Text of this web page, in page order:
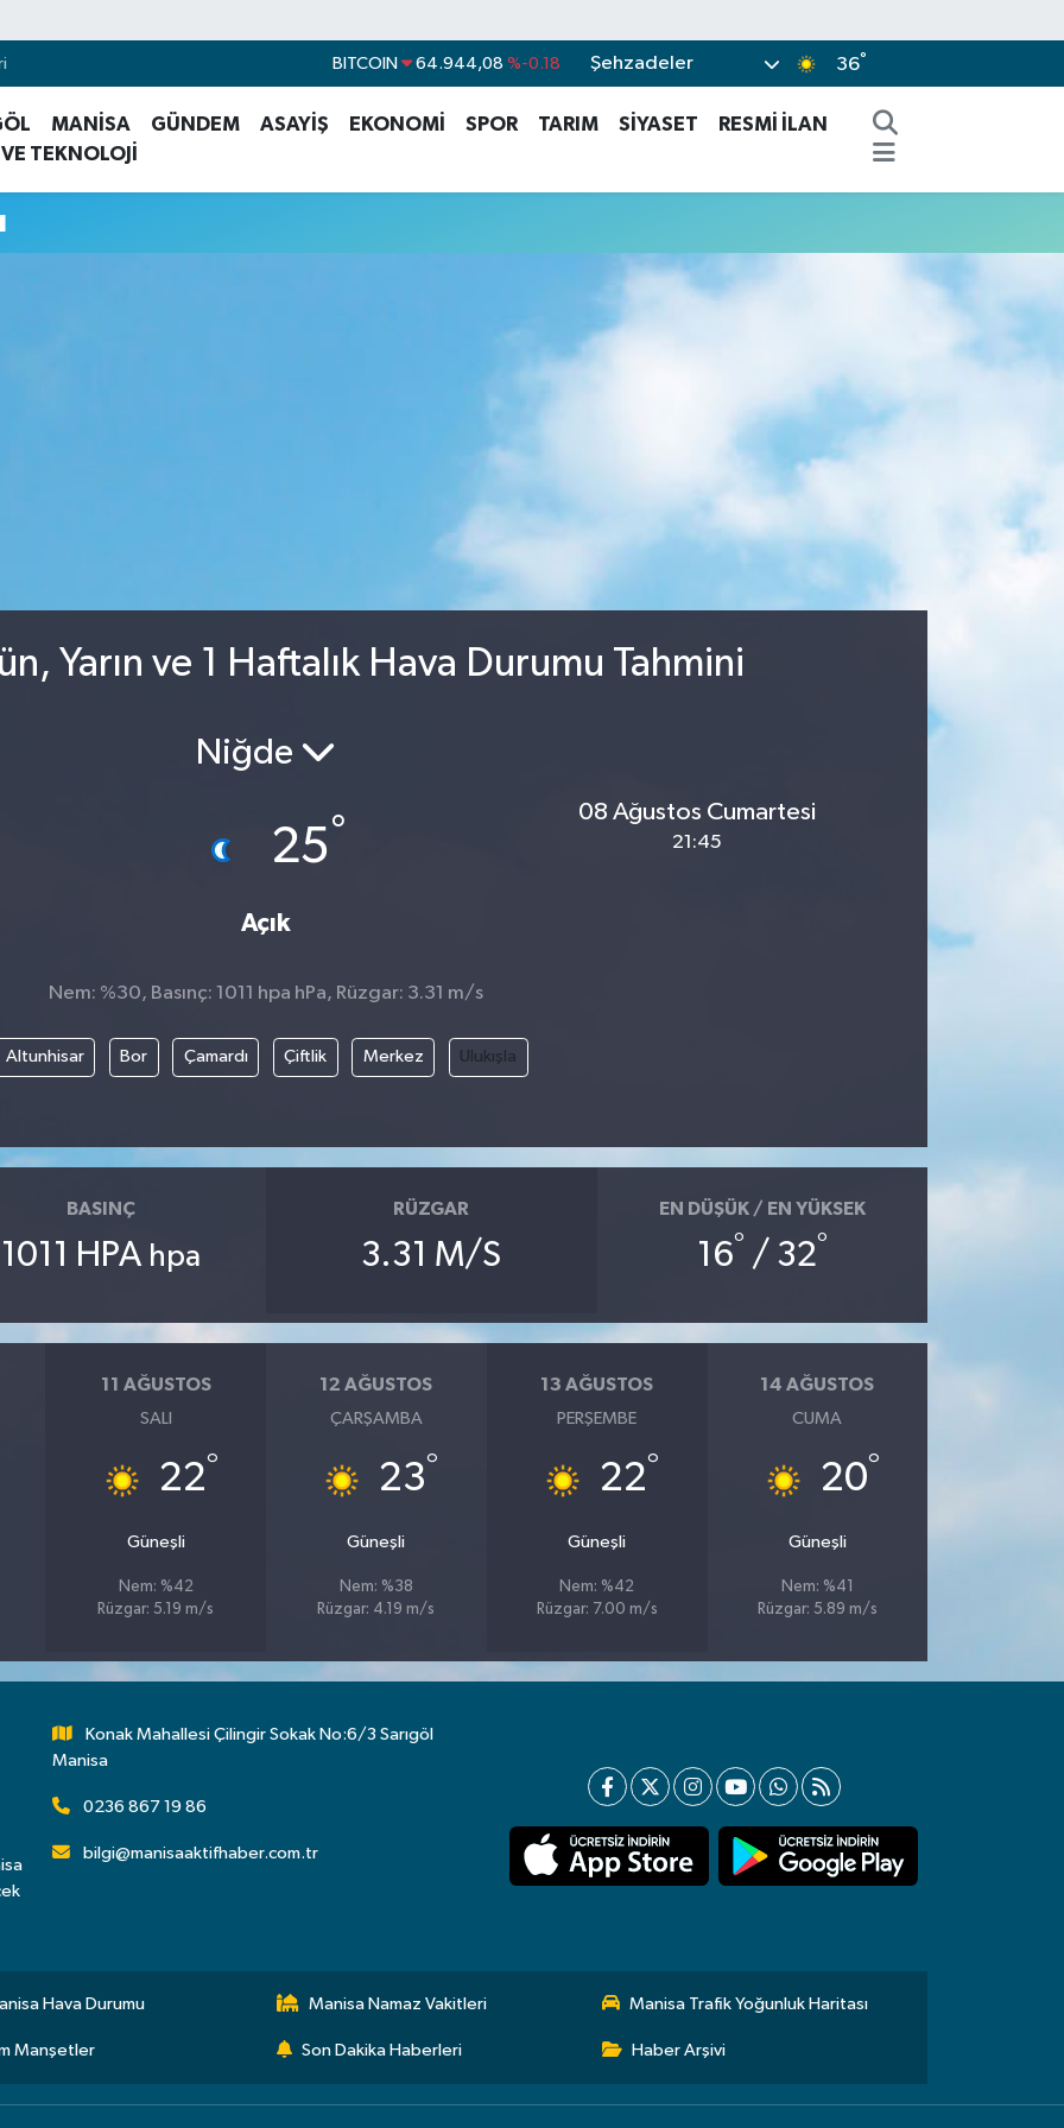
BITCOIN 64.944,08 %-0.18
STERLİN 64,4811 %0.38
Şehzadeler 36°
MANİSA GÜNDEM ASAYİŞ EKONOMİ SPOR TARIM SİYASET
RESMİ İLAN
TEKNOLOJİ
Yarın ve 1 Haftalık Hava Durumu Tahmini
Niğde
25°
Açık
08 Ağustos Cumartesi
21:45
Nem: %30, Basınç: 1011 hpa hPa, Rüzgar: 3.31 m/s
Altunhisar Bor Çamardı Çiftlik Merkez Ulukışla
BASINÇ
1011 HPA hpa
RÜZGAR
3.31 M/S
EN DÜŞÜK / EN YÜKSEK
16° / 32°
11 AĞUSTOS
SALI
22°
Güneşli
Nem: %42
Rüzgar: 5.19 m/s
12 AĞUSTOS
ÇARŞAMBA
23°
Güneşli
Nem: %38
Rüzgar: 4.19 m/s
13 AĞUSTOS
PERŞEMBE
22°
Güneşli
Nem: %42
Rüzgar: 7.00 m/s
14 AĞUSTOS
CUMA
20°
Güneşli
Nem: %41
Rüzgar: 5.89 m/s
Konak Mahallesi Çilingir Sokak No:6/3 Sarıgöl
Manisa
0236 867 19 86
bilgi@manisaaktifhaber.com.tr
Hava Durumu Manisa Namaz Vakitleri Manisa Trafik Yoğunluk Haritası
Manşetler Son Dakika Haberleri Haber Arşivi